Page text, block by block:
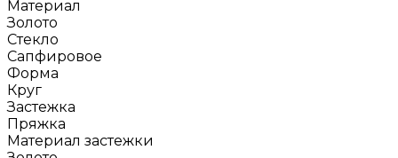
Материал
Золото
Стекло
Сапфировое
Форма
Круг
Застежка
Пряжка
Материал застежки